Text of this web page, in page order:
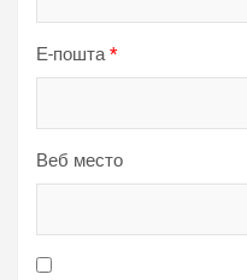
Е-пошта*
Веб место